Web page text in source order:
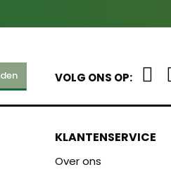
VOLG ONS OP:
KLANTENSERVICE
Over ons